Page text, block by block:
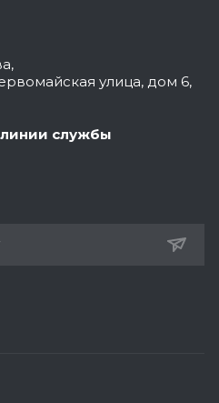
улица, дом 6,
службы